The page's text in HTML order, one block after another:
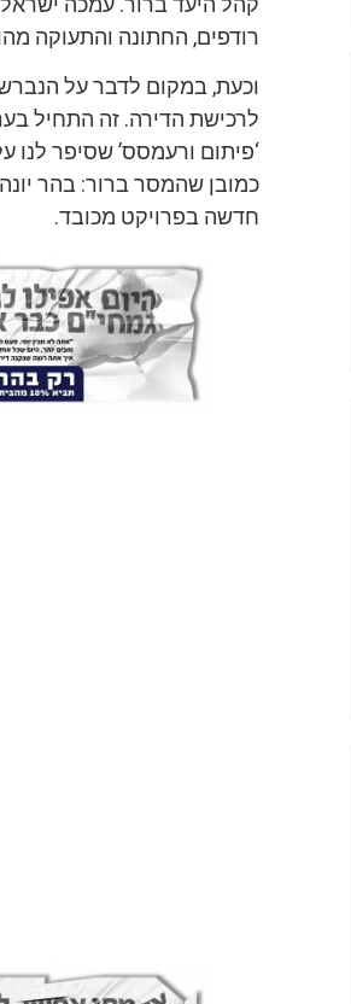
רודפים, החתונה והתעוקה
וכעת, במקום לדבר על
לרכישת הדירה. זה התחיל
‘פיתום ורעמסס’ שסיפר לנו
כמובן שהמסר ברור: בהר
חדשה בפרויקט מכובד.